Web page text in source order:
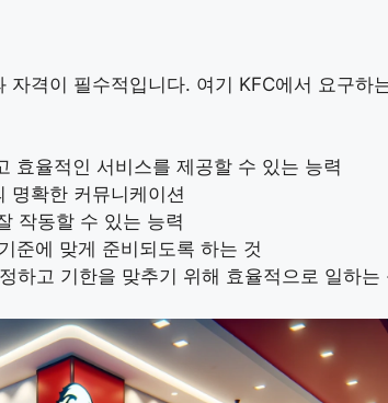
자격이 필수적입니다. 여기 KFC에서 요구하
효율적인 서비스를 제공할 수 있는 능력
명확한 커뮤니케이션
작동할 수 있는 능력
준에 맞게 준비되도록 하는 것
하고 기한을 맞추기 위해 효율적으로 일하는